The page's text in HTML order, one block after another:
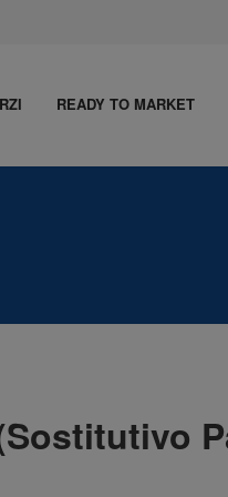
READY TO MARKET